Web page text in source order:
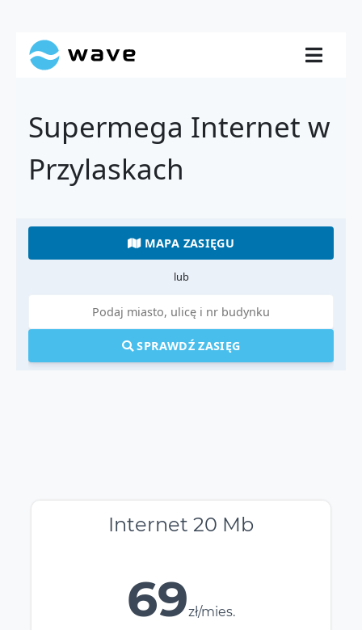
Supermega Internet w
Przylaskach
MAPA ZASIĘGU
lub
SPRAWDŹ ZASIĘG
Internet 20 Mb
69zł/mies.